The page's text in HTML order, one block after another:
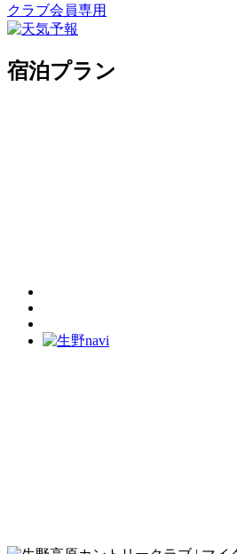
クラブ会員専用
宿泊プラン